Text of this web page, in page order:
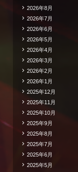
2026年8月
2026年7月
2026年6月
2026年5月
2026年4月
2026年3月
2026年2月
2026年1月
2025年12月
2025年11月
2025年10月
2025年9月
2025年8月
2025年7月
2025年6月
2025年5月